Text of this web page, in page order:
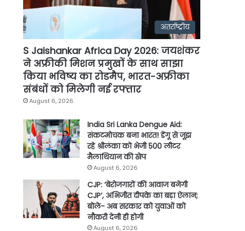
अंतर्राष्ट्रीय
S Jaishankar Africa Day 2026: जयशंकर
ने अफ्रीकी मिशन प्रमुखों के साथ साझा
किया भविष्य का रोडमैप, भारत-अफ्रीका
संबंधों को मिलेगी नई रफ्तार
August 6, 2026
India Sri Lanka Dengue Aid:
संकटमोचक बना भारत! डेंगू से जूझ
रहे श्रीलंका को भेजी 500 लीटर
मैलाथियान की खेप
August 6, 2026
CJP: ‘बेरोजगारों की आवाज बनेगी
CJP’, अभिजीत दीपके का बड़ा ऐलान;
बोले- अब सरकार को युवाओं को
नौकरी देनी ही होगी
August 6, 2026